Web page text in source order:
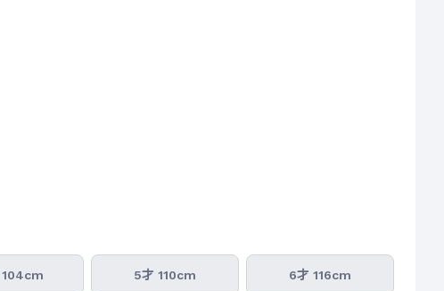
5才 110cm 6才 116cm